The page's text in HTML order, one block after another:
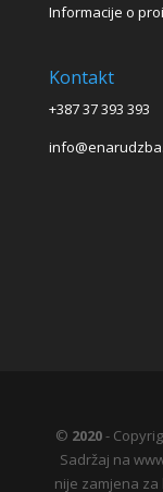
Informacije o
Kontakt
+387 37 393 393
© 2020-
Sadržaj na
nije zamjena